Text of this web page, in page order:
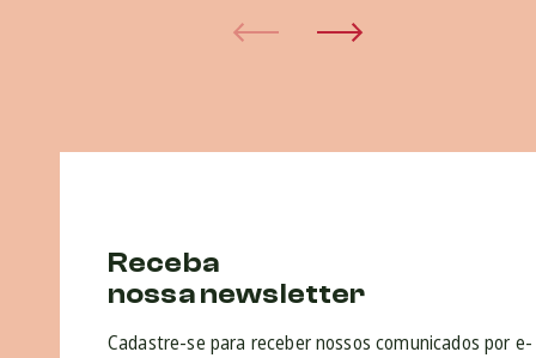
Receba
nossa newsletter
Cadastre-se para receber nossos comunicados por e-